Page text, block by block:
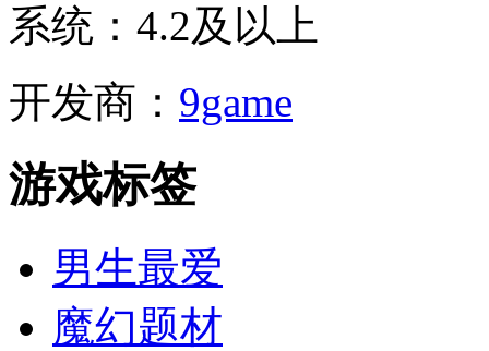
系统： 4.2及以上
开发商： 9game
游戏标签
男生最爱
魔幻题材